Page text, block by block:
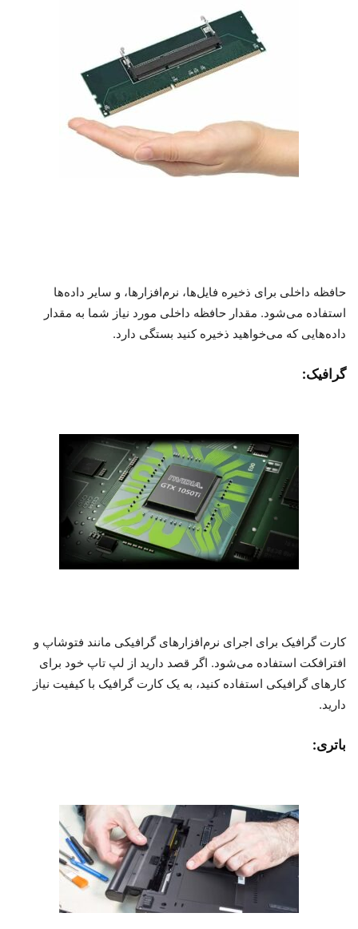
حافظه داخلی برای ذخیره فایل‌ها، نرم‌افزارها، و سایر داده‌ها
استفاده می‌شود. مقدار حافظه داخلی مورد نیاز شما به مقدار
داده‌هایی که می‌خواهید ذخیره کنید بستگی دارد.
گرافیک:
کارت گرافیک برای اجرای نرم‌افزارهای گرافیکی مانند فتوشاپ و
افترافکت استفاده می‌شود. اگر قصد دارید از لپ تاپ خود برای
کارهای گرافیکی استفاده کنید، به یک کارت گرافیک با کیفیت نیاز
دارید.
باتری: